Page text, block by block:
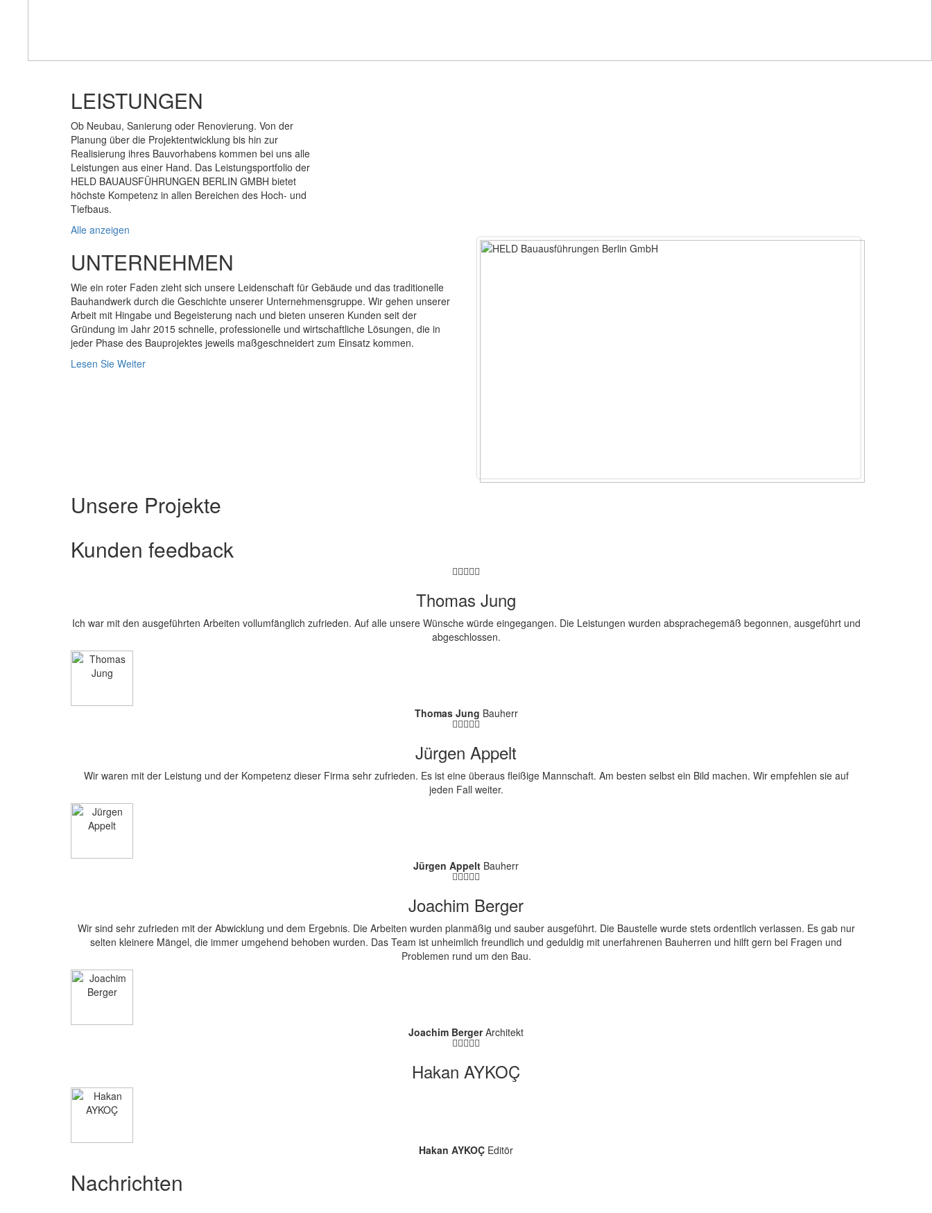
LEISTUNGEN
Ob Neubau, Sanierung oder Renovierung. Von der
Planung über die Projektentwicklung bis hin zur
Realisierung ihres Bauvorhabens kommen bei uns alle
Leistungen aus einer Hand. Das Leistungsportfolio der
HELD BAUAUSFÜHRUNGEN BERLIN GMBH bietet
höchste Kompetenz in allen Bereichen des Hoch- und
Tiefbaus.
Alle anzeigen
UNTERNEHMEN
Wie ein roter Faden zieht sich unsere Leidenschaft für Gebäude und das traditionelle
Bauhandwerk durch die Geschichte unserer Unternehmensgruppe. Wir gehen unserer
Arbeit mit Hingabe und Begeisterung nach und bieten unseren Kunden seit der
Gründung im Jahr 2015 schnelle, professionelle und wirtschaftliche Lösungen, die in
jeder Phase des Bauprojektes jeweils maßgeschneidert zum Einsatz kommen.
Lesen Sie Weiter
Unsere Projekte
Kunden feedback
Thomas Jung
Ich war mit den ausgeführten Arbeiten vollumfänglich zufrieden. Auf alle unsere Wünsche würde eingegangen. Die Leistungen wurden absprachegemäß begonnen, ausgeführt und
abgeschlossen.
Thomas Jung Bauherr
Jürgen Appelt
Wir waren mit der Leistung und der Kompetenz dieser Firma sehr zufrieden. Es ist eine überaus fleißige Mannschaft. Am besten selbst ein Bild machen. Wir empfehlen sie auf
jeden Fall weiter.
Jürgen Appelt Bauherr
Joachim Berger
Wir sind sehr zufrieden mit der Abwicklung und dem Ergebnis. Die Arbeiten wurden planmäßig und sauber ausgeführt. Die Baustelle wurde stets ordentlich verlassen. Es gab nur
selten kleinere Mängel, die immer umgehend behoben wurden. Das Team ist unheimlich freundlich und geduldig mit unerfahrenen Bauherren und hilft gern bei Fragen und
Problemen rund um den Bau.
Joachim Berger Architekt
Hakan AYKOÇ
Hakan AYKOÇ Editör
Nachrichten